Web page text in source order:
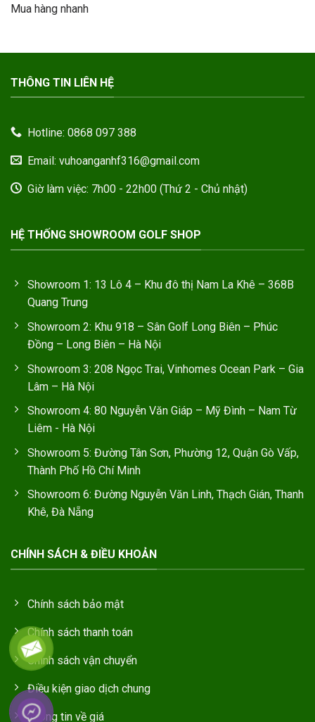
sao
400.000VND.
Mua hàng nhanh
THÔNG TIN LIÊN HỆ
Hotline: 0868 097 388
Email: vuhoanganhf316@gmail.com
Giờ làm việc: 7h00 - 22h00 (Thứ 2 - Chủ nhật)
HỆ THỐNG SHOWROOM GOLF SHOP
Showroom 1: 13 Lô 4 – Khu đô thị Nam La Khê – 368B
Quang Trung
Showroom 2: Khu 918 – Sân Golf Long Biên – Phúc
Đồng – Long Biên – Hà Nội
Showroom 3: 208 Ngọc Trai, Vinhomes Ocean Park – Gia
Lâm – Hà Nội
Showroom 4: 80 Nguyễn Văn Giáp – Mỹ Đình – Nam Từ
Liêm - Hà Nội
Showroom 5: Đường Tân Sơn, Phường 12, Quận Gò Vấp,
Thành Phố Hồ Chí Minh
Showroom 6: Đường Nguyễn Văn Linh, Thạch Gián, Thanh
Khê, Đà Nẵng
CHÍNH SÁCH & ĐIỀU KHOẢN
Chính sách bảo mật
Chính sách thanh toán
Chính sách vận chuyển
Điều kiện giao dịch chung
Thông tin về giá